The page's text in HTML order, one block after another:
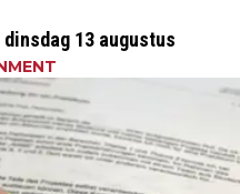
13 augustus